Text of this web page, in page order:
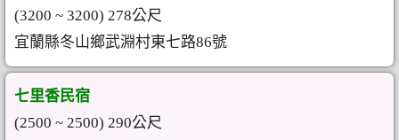
(3200 ~ 3200) 278公尺
宜蘭縣冬山鄉武淵村東七路86號
七里香民宿
(2500 ~ 2500) 290公尺